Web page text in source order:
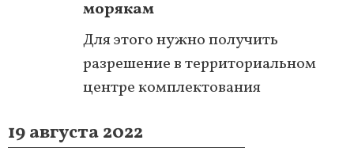
морякам
Для этого нужно получить
разрешение в территориальном
центре комплектования
19 августа 2022